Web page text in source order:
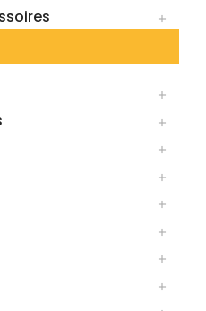








